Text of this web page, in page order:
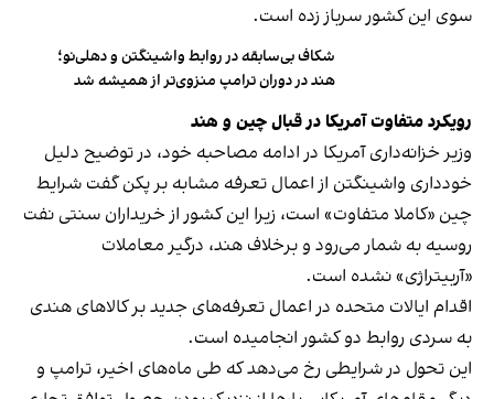
سوی این کشور سرباز زده است.
شکاف بی‌سابقه در روابط واشینگتن و دهلی‌نو؛
هند در دوران ترامپ منزوی‌تر از همیشه شد
رویکرد متفاوت آمریکا در قبال چین و هند
وزیر خزانه‌داری آمریکا در ادامه مصاحبه خود، در توضیح دلیل
خودداری واشینگتن از اعمال تعرفه مشابه بر پکن گفت شرایط
چین «کاملا متفاوت» است، زیرا این کشور از خریداران سنتی نفت
روسیه به شمار می‌رود و برخلاف هند، درگیر معاملات
«آربیتراژی» نشده است.
اقدام ایالات متحده در اعمال تعرفه‌های جدید بر کالاهای هندی
به سردی روابط دو کشور انجامیده است.
این تحول در شرایطی رخ می‌دهد که طی ماه‌های اخیر، ترامپ و